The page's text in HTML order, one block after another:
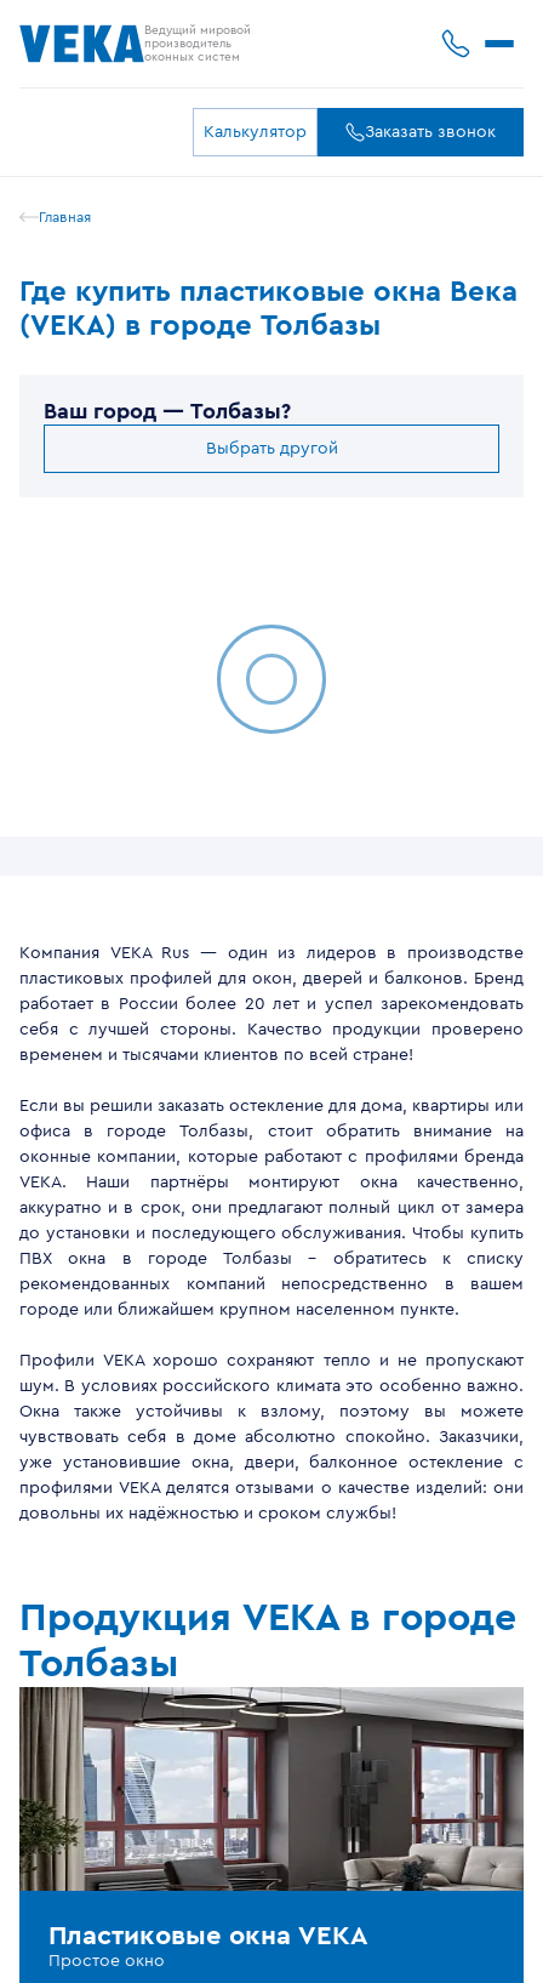
Ведущий мировой
производитель
оконных систем
Калькулятор Заказать звонок
Главная
Где купить пластиковые окна Века
(VEKA) в городе Толбазы
Ваш город — Толбазы?
Выбрать другой
Компания VEKA Rus — один из лидеров в производстве
пластиковых профилей для окон, дверей и балконов. Бренд
работает в России более 20 лет и успел зарекомендовать
себя с лучшей стороны. Качество продукции проверено
временем и тысячами клиентов по всей стране!
Если вы решили заказать остекление для дома, квартиры или
офиса в городе Толбазы, стоит обратить внимание на
оконные компании, которые работают с профилями бренда
VEKA. Наши партнёры монтируют окна качественно,
аккуратно и в срок, они предлагают полный цикл от замера
до установки и последующего обслуживания. Чтобы купить
ПВХ окна в городе Толбазы - обратитесь к списку
рекомендованных компаний непосредственно в вашем
городе или ближайшем крупном населенном пункте.
Профили VEKA хорошо сохраняют тепло и не пропускают
шум. В условиях российского климата это особенно важно.
Окна также устойчивы к взлому, поэтому вы можете
чувствовать себя в доме абсолютно спокойно. Заказчики,
уже установившие окна, двери, балконное остекление с
профилями VEKA делятся отзывами о качестве изделий: они
довольны их надёжностью и сроком службы!
Продукция VEKA в городе
Толбазы
Пластиковые окна VEKA
Простое окно